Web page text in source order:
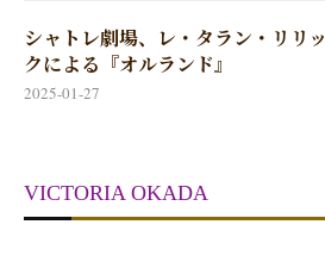
シャトレ劇場、レ・タラン・リリッ
クによる『オルランド』
2025-01-27
VICTORIA OKADA